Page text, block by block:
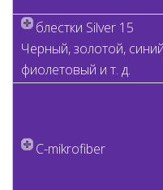
блестки Silver 15
Черный, золотой,
фиолетовый и т. д.
C-mikrofiber